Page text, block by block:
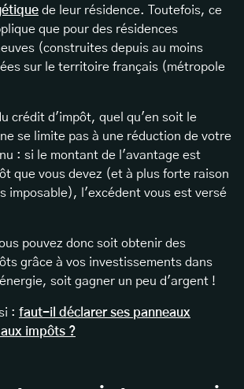
de leur résidence. Toutefois, ce
que pour des résidences
(construites depuis au moins
sur le territoire français (métropole
crédit d'impôt, quel qu'en soit le
se limite pas à une réduction de votre
: si le montant de l'avantage est
que vous devez (et à plus forte raison
imposable), l'excédent vous est versé
pouvez donc soit obtenir des
grâce à vos investissements dans
soit gagner un peu d'argent !
: faut-il déclarer ses panneaux
impôts ?